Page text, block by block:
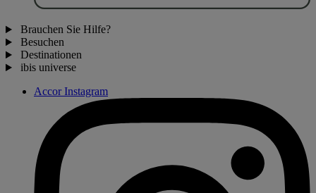
Brauchen Sie Hilfe?
Besuchen
Destinationen
ibis universe
Accor Instagram